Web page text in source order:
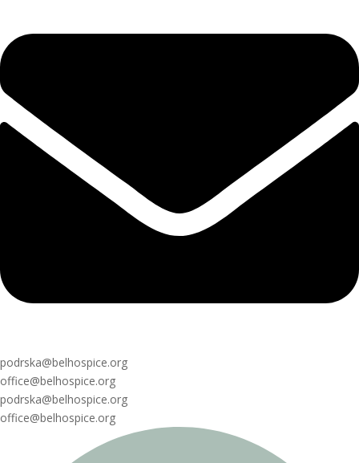
podrska@belhospice.org
office@belhospice.org
podrska@belhospice.org
office@belhospice.org